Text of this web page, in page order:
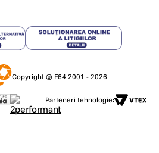
Copyright © F64 2001 - 2026
Parteneri tehnologie: